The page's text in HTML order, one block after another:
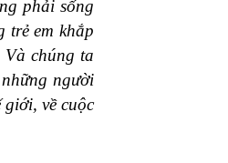
phải sống
trẻ em khắp
Và chúng ta
người
về cuộc